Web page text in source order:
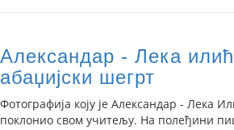
Александар - Лека
абаџијски шегрт
Фотографија коју је Александар - Лека
поклонио свом учитељу. На полеђини